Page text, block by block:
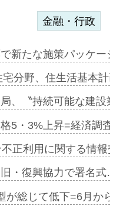
金融・行政
新たな施策パッケ
宅分野、住生活基本
、〝持続可能な建
5・3%上昇=経済調
正利用に関する情
・復興協力で署名
が総じて低下=6月か